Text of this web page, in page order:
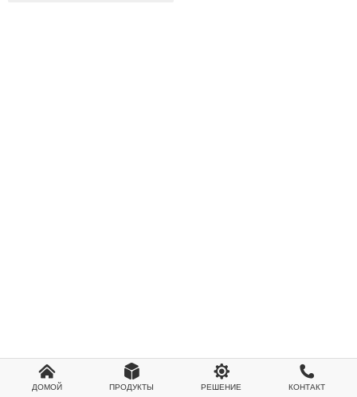

ДОМОЙ

ПРОДУКТЫ

РЕШЕНИЕ

КОНТАКТ